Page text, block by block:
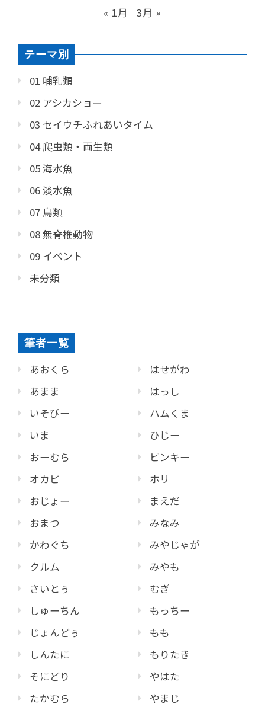
« 1月 3月 »
テーマ別
01 哺乳類
02 アシカショー
03 セイウチふれあいタイム
04 爬虫類・両生類
05 海水魚
06 淡水魚
07 鳥類
08 無脊椎動物
09 イベント
未分類
筆者一覧
あおくら
あまま
いそぴー
いま
おーむら
オカピ
おじょー
おまつ
かわぐち
クルム
さいとぅ
しゅーちん
じょんどぅ
しんたに
そにどり
たかむら
はせがわ
はっし
ハムくま
ひじー
ピンキー
ホリ
まえだ
みなみ
みやじゃが
みやも
むぎ
もっちー
もも
もりたき
やはた
やまじ